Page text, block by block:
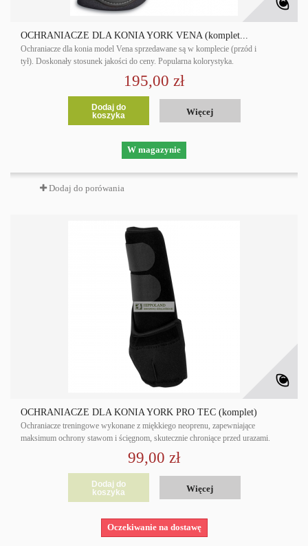
OCHRANIACZE DLA KONIA YORK VENA (komplet...
Ochraniacze dla konia model Vena sprzedawane są w komplecie (przód i
tył). Doskonały stosunek jakości do ceny. Popularna kolorystyka.
195,00 zł
Dodaj do
koszyka
Więcej
W magazynie
Dodaj do porówania
OCHRANIACZE DLA KONIA YORK PRO TEC (komplet)
Ochraniacze treningowe wykonane z miękkiego neoprenu, zapewniające
maksimum ochrony stawom i ścięgnom, skutecznie chroniące przed urazami.
99,00 zł
Dodaj do
koszyka
Więcej
Oczekiwanie na dostawę